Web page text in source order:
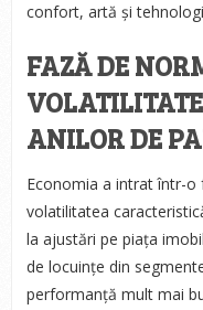
confort, artă și
FAZĂ DE
ANILOR DE
Economia a intrat într-o
volatilitatea
la ajustări pe piața
de locuințe din
performanță mult mai